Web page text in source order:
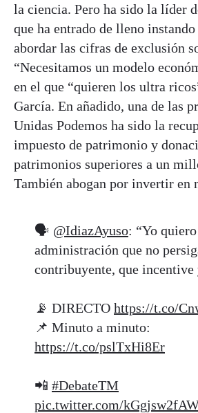
la ciencia. Pero ha sido la líder
que ha entrado de lleno instando
abordar las cifras de exclusión
“Necesitamos un modelo
en el que “quieren los ultra
García. En añadido, una de las
Unidas Podemos ha sido la
impuesto de patrimonio y
patrimonios superiores a un
También abogan por invertir en
🗣️ @IdiazAyuso: “Yo
administración que no
contribuyente, que
📡 DIRECTO https://t.co/
📌 Minuto a minuto:
https://t.co/pslTxHi8Er
📲 #DebateTM
pic.twitter.com/